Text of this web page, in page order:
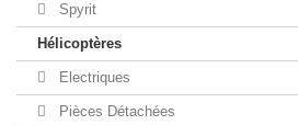
Spyrit
Hélicoptères
Electriques
Pièces Détachées